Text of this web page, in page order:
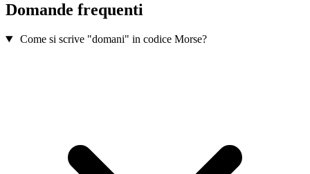
Domande frequenti
Come si scrive "domani" in codice Morse?